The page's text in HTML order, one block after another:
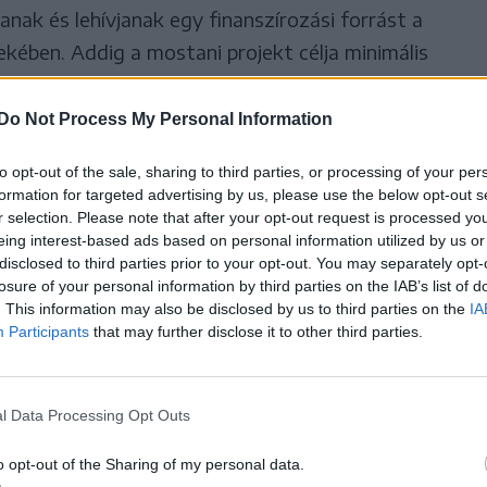
Do Not Process My Personal Information
opt-out of the sale, sharing to third parties, or processing of your
for targeted advertising by us, please use the below opt-out
selection. Please note that after your opt-out request is processed
interest-based ads based on personal information utilized by us
to third parties prior to your opt-out. You may separately
of your personal information by third parties on the IAB’s list of
This information may also be disclosed by us to third parties on the
Participants that may further disclose it to other third parties.
Data Processing Opt Outs
opt-out of the Sharing of my personal data.
és lehívjanak egy finanszírozási forrást a
Addig a mostani projekt célja minimális
megőrzése érdekében: ezek nem
részének állagbiztosításán dolgozunk.
jelentős károsodást mutatnak, és
azonban, hogy érintenénk a történeti
Csak az idők során végzett nem
el, vagyis a korábbi munkálatok során
–idéztea Bizbrasov.ro portál Valentin Prodan
azért összpontosít a műemlék külső
a legnagyobb kockázatot mind a